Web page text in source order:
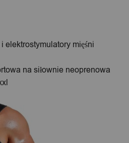
elektrostymulatory mięśni
na siłownie neoprenowa